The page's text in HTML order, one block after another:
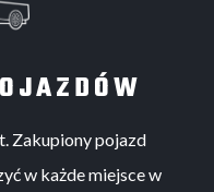
Zakupiony pojazd
w każde miejsce w